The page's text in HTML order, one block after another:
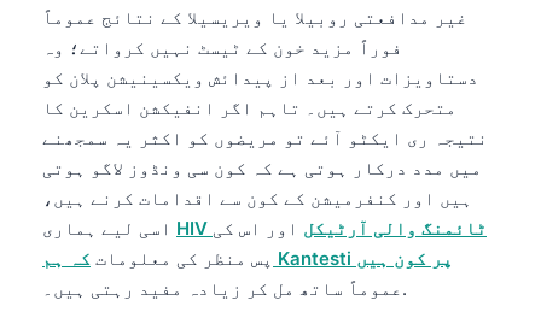
غیر مدافعتی روبیلا یا ویریسیلا کے نتائج عموماً
فوراً مزید خون کے ٹیسٹ نہیں کرواتے؛ وہ
دستاویزات اور بعد از پیدائش ویکسینیشن پلان کو
متحرک کرتے ہیں۔ تاہم اگر انفیکشن اسکرین کا
نتیجہ ری ایکٹو آئے تو مریضوں کو اکثر یہ سمجھنے
میں مدد درکار ہوتی ہے کہ کون سی ونڈوز لاگو ہوتی
ہیں اور کنفرمیشن کے کون سے اقدامات کرنے ہیں،
HIV ٹائمنگ والی آرٹیکل اور اس کی
پس منظر کی معلومات
کہ ہم Kantesti پر کون ہیں
عموماً ساتھ مل کر زیادہ مفید رہتی ہیں۔.
ئۇيغۇرچە
Кыргызча
Татар теле
Беларуская мова
Esperanto
Frysk
Ślōnskŏ gŏdka